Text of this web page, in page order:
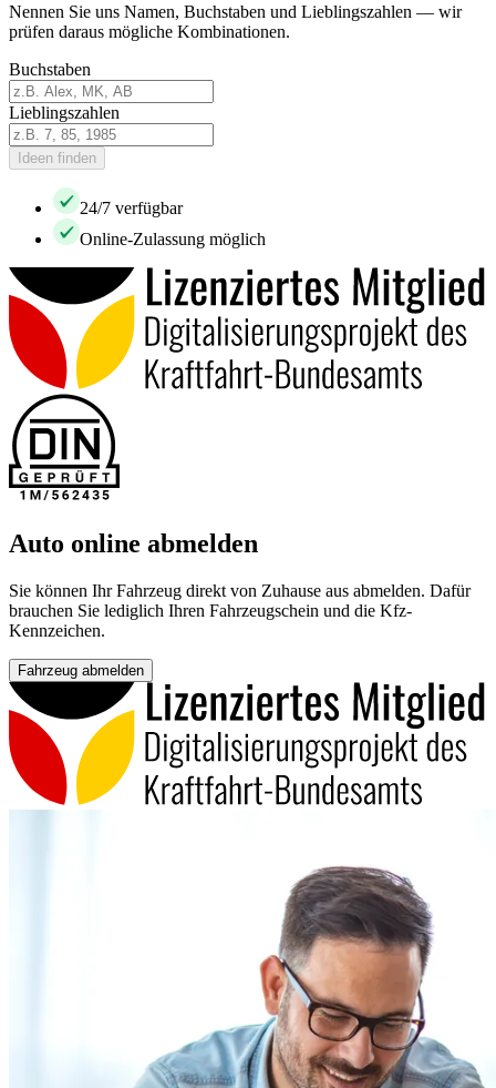
Nennen Sie uns Namen, Buchstaben und Lieblingszahlen — wir
prüfen daraus mögliche Kombinationen.
Buchstaben
Lieblingszahlen
Ideen finden
24/7 verfügbar
Online-Zulassung möglich
Auto online abmelden
Sie können Ihr Fahrzeug direkt von Zuhause aus abmelden. Dafür
brauchen Sie lediglich Ihren Fahrzeugschein und die Kfz-
Kennzeichen.
Fahrzeug abmelden